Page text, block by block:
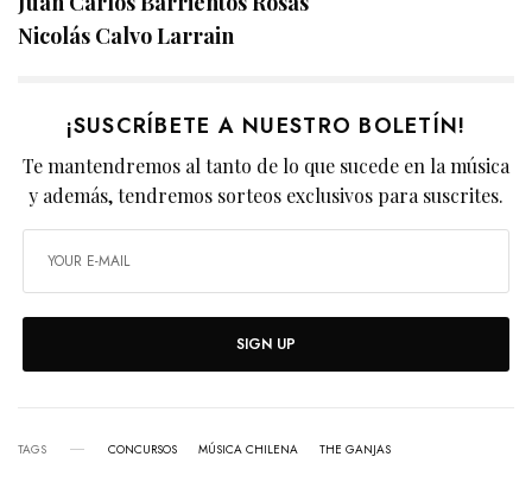
Nicolás Calvo Larrain
¡SUSCRÍBETE A NUESTRO BOLETÍN!
Te mantendremos al tanto de lo que sucede en la música
y además, tendremos sorteos exclusivos para suscrites.
SIGN UP
TAGS CONCURSOS MÚSICA CHILENA THE GANJAS